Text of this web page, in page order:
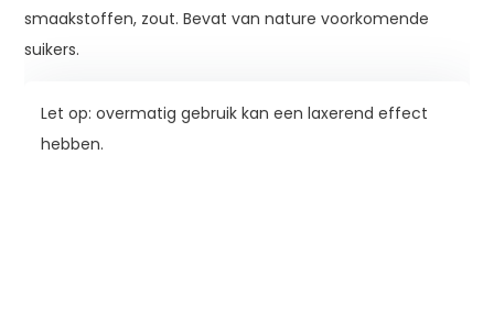
smaakstoffen, zout. Bevat van nature voorkomende
suikers.
Let op: overmatig gebruik kan een laxerend effect
hebben.